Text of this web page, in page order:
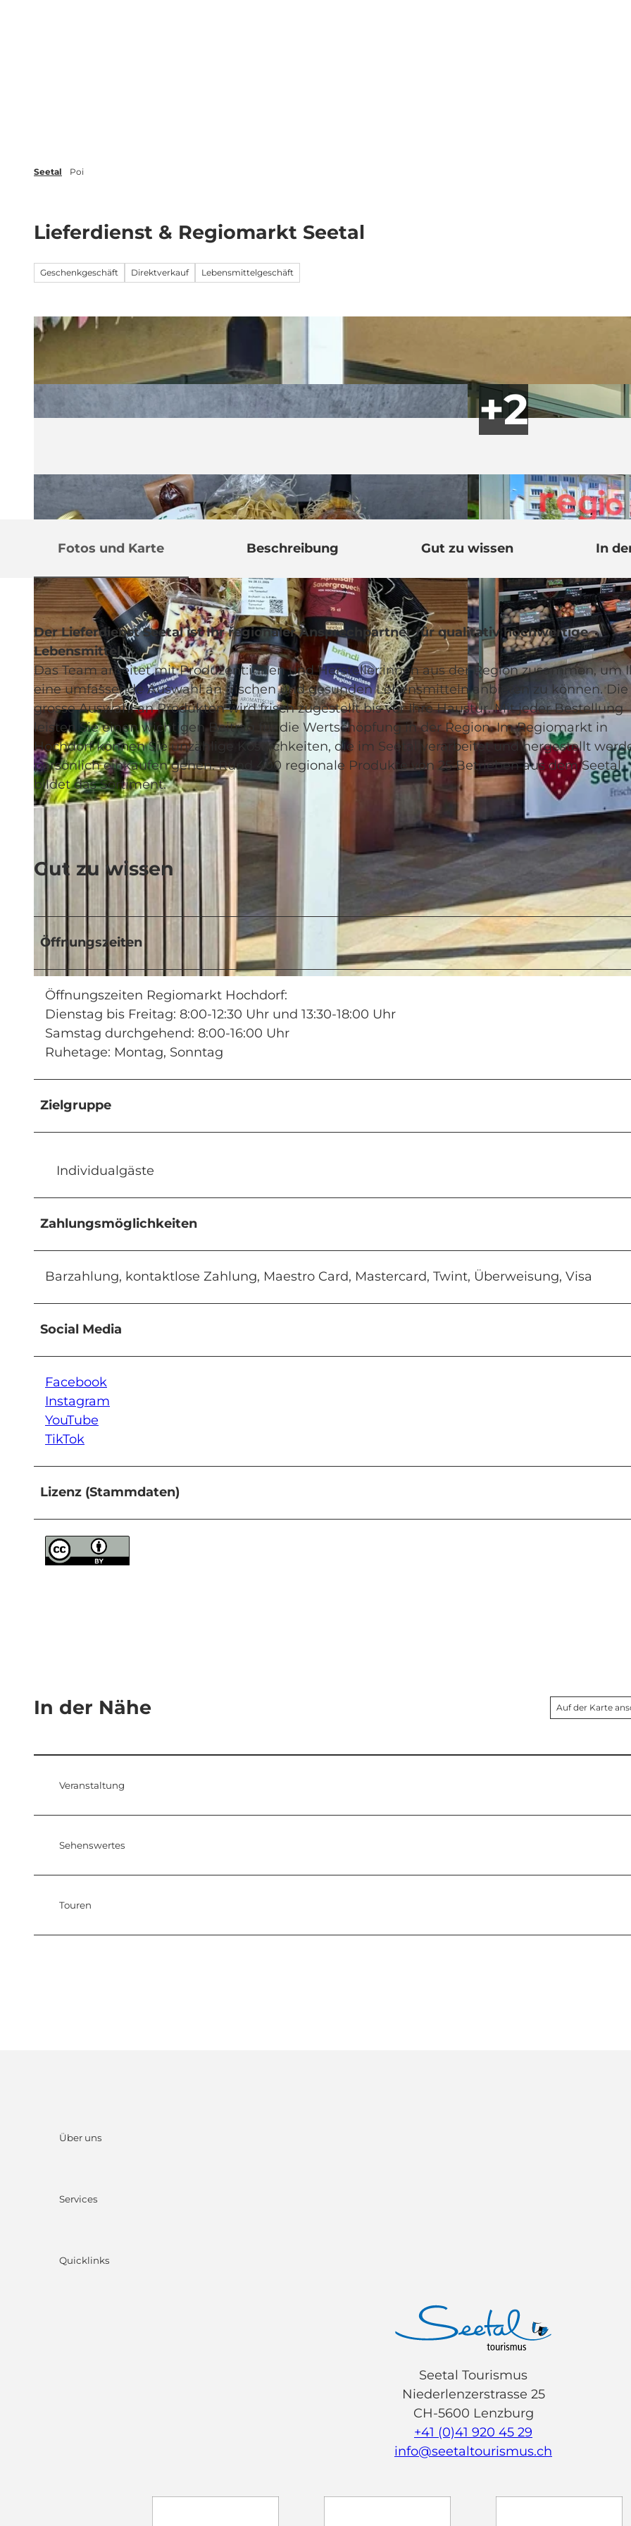
Seetal Poi
Lieferdienst & Regiomarkt Seetal
Geschenkgeschäft Direktverkauf Lebensmittelgeschäft
© Lieferdienst Seetal |CC-BY © Lieferdienst Seetal |CC-BY
Fotos und Karte Beschreibung Gut zu wissen In
Der Lieferdienst Seetal ist Ihr regionaler Ansprechpartner für qualitativ hochwertige
Lebensmittel.
Das Team arbeitet mit Produzent:innen und Hersteller:innen aus der Region zusammen, um
eine umfassende Auswahl an frischen und gesunden Lebensmitteln anbieten zu können. Die
grosse Auswahl an Produkten wird frisch zugestellt bis vor Ihre Haustür. Mit jeder Bestellung
leisten Sie einen wichtigen Beitrag für die Wertschöpfung in der Region. Im Regiomarkt in
Hochdorf können Sie unzählige Köstlichkeiten, die im Seetal verarbeitet und hergestellt
persönlich einkaufen gehen. Rund 400 regionale Produkte von 25 Betrieben aus dem Seetal
bildet das Sortiment.
Gut zu wissen
Öffnungszeiten
Öffnungszeiten Regiomarkt Hochdorf:
Dienstag bis Freitag: 8:00-12:30 Uhr und 13:30-18:00 Uhr
Samstag durchgehend: 8:00-16:00 Uhr
Ruhetage: Montag, Sonntag
Zielgruppe
Individualgäste
Zahlungsmöglichkeiten
Barzahlung, kontaktlose Zahlung, Maestro Card, Mastercard, Twint, Überweisung, Visa
Social Media
Facebook
Instagram
YouTube
TikTok
Lizenz (Stammdaten)
In der Nähe Auf der Karte
Veranstaltung
Sehenswertes
Touren
Über uns
Services
Quicklinks
Seetal Tourismus
Niederlenzerstrasse 25
CH-5600 Lenzburg
+41 (0)41 920 45 29
info@seetaltourismus.ch